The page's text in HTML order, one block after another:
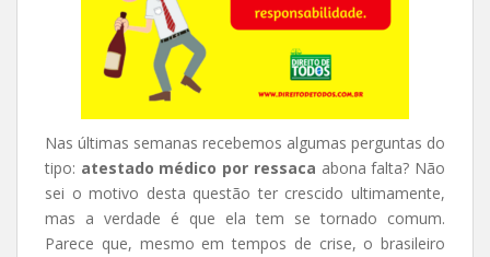
Nas últimas semanas recebemos algumas perguntas do
tipo: atestado médico por ressaca abona falta? Não
sei o motivo desta questão ter crescido ultimamente,
mas a verdade é que ela tem se tornado comum.
Parece que, mesmo em tempos de crise, o brasileiro